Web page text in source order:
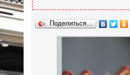
Поделиться…